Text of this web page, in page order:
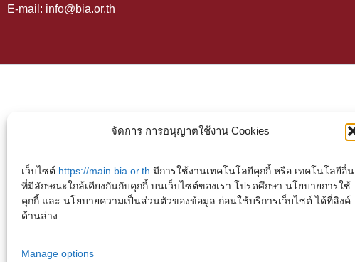
จัดการ การอนุญาตใช้งาน Cookies
เว็บไซต์ https://main.bia.or.th มีการใช้งานเทคโนโลยีคุกกี้ หรือ เทคโนโลยีอื่น
ที่มีลักษณะใกล้เคียงกันกับคุกกี้ บนเว็บไซต์ของเรา โปรดศึกษา นโยบายการใช้
คุกกี้ และ นโยบายความเป็นส่วนตัวของข้อมูล ก่อนใช้บริการเว็บไซต์ ได้ที่ลิงค์
ด้านล่าง
Manage options
E-mail: info@bia.or.th